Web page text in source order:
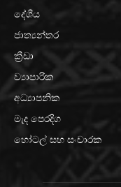
දේශීය
ජාත්‍යන්තර
ක්‍රීඩා
ව්‍යාපාරික
අධ්‍යාපනික
මැද පෙරදිග
හෝටල් සහ සංචාරක